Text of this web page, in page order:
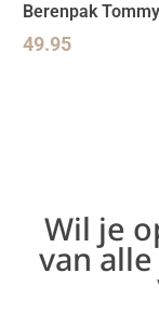
Berenpak
49.95
Wil je
van